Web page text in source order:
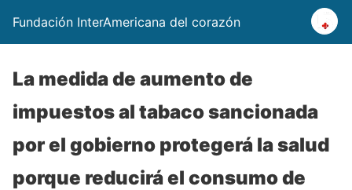
Fundación InterAmericana del corazón
La medida de aumento de
impuestos al tabaco sancionada
por el gobierno protegerá la salud
porque reducirá el consumo de